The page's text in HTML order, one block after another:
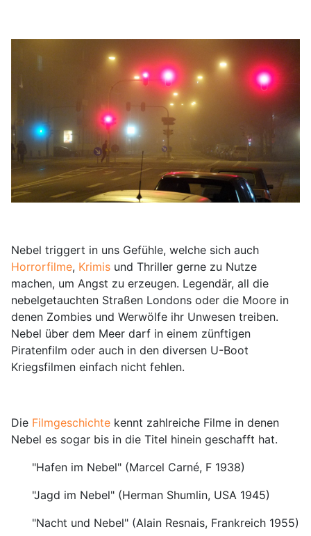
Nebel triggert in uns Gefühle, welche sich auch
Horrorfilme, Krimis und Thriller gerne zu Nutze
machen, um Angst zu erzeugen. Legendär, all die
nebelgetauchten Straßen Londons oder die Moore in
denen Zombies und Werwölfe ihr Unwesen treiben.
Nebel über dem Meer darf in einem zünftigen
Piratenfilm oder auch in den diversen U-Boot
Kriegsfilmen einfach nicht fehlen.
Die Filmgeschichte kennt zahlreiche Filme in denen
Nebel es sogar bis in die Titel hinein geschafft hat.
"Hafen im Nebel" (Marcel Carné, F 1938)
"Jagd im Nebel" (Herman Shumlin, USA 1945)
"Nacht und Nebel" (Alain Resnais, Frankreich 1955)